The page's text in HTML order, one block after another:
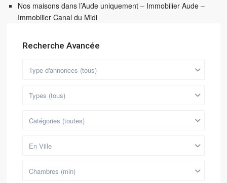
Nos maisons dans l’Aude uniquement – Immobilier Aude –
Immobilier Canal du Midi
Recherche Avancée
Type d'annonces (tous)
Types (tous)
Catégories (toutes)
En Ville
Chambres (min)